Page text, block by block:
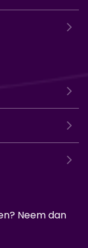
Neem dan